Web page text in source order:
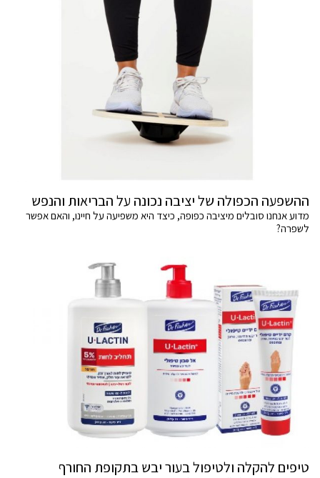
ההשפעה הכפולה של יציבה נכונה על הבריאות והנפש
מדוע אנחנו סובלים מיציבה כפופה, כיצד היא משפיעה על חיינו, והאם אפשר
לשפרה?
טיפים להקלה ולטיפול בעור יבש בתקופת החורף